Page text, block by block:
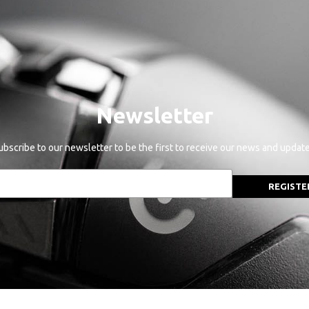
Newsletter
to our newsletter to be the first to receive our news and